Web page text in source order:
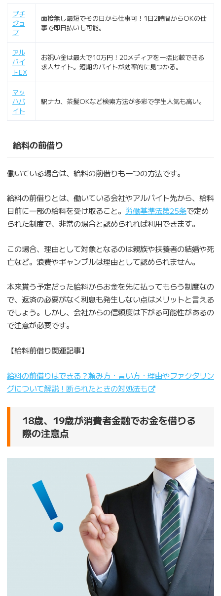
プチ
ジョ
ブ
面接無し最短でその日から仕事可！1日2時間からOKの仕
事で即日払いも可能。
アル
バイ
トEX
お祝い金は最大で10万円！20メディアを一括比較できる
求人サイト。短期のバイトが効率的に見つかる。
マッ
ハバ
イト
駅ナカ、茶髪OKなど検索方法が多彩で学生人気も高い。
給料の前借り
働いている場合は、給料の前借りも一つの方法です。
給料の前借りとは、働いている会社やアルバイト先から、給料
日前に一部の給料を受け取ること。 労働基準法第25条で定め
られた制度で、非常の場合と認められれば利用できます。
この場合、理由として対象となるのは親族や扶養者の結婚や死
亡など。浪費やギャンブルは理由として認められません。
本来貰う予定だった給料からお金を先に払ってもらう制度なの
で、返済の必要がなく利息も発生しない点はメリットと言える
でしょう。しかし、会社からの信頼度は下がる可能性があるの
で注意が必要です。
【給料前借り関連記事】
給料の前借りはできる？頼み方・言い方・理由やファクタリン
グについて解説！断られたときの対処法も
18歳、19歳が消費者金融でお金を借りる
際の注意点